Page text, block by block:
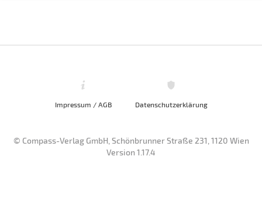
Impressum / AGB Datenschutzerklärung
© Compass-Verlag GmbH, Schönbrunner Straße 231, 1120 Wien
Version 1.17.4